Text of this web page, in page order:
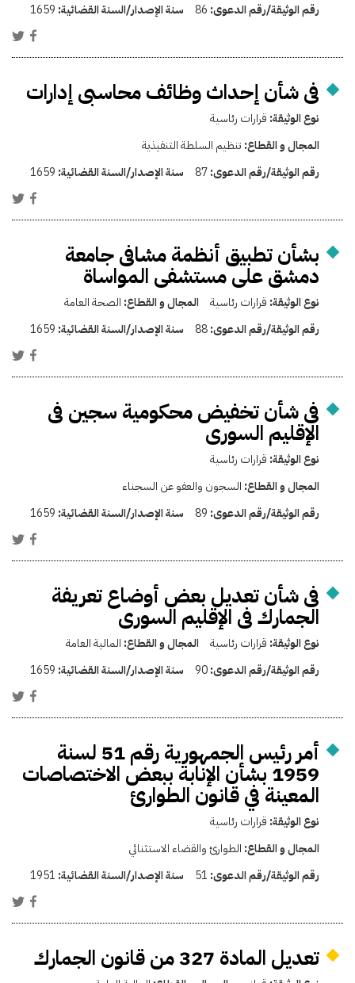
رقم الوثيقة/رقم الدعوى: 86 سنة الإصدار/السنة القضائية: 1659
فى شأن إحداث وظائف محاسبى إدارات
نوع الوثيقة: قرارات رئاسية
المجال و القطاع: تنظيم السلطة التنفيذية
رقم الوثيقة/رقم الدعوى:87 سنة الإصدار/السنة القضائية: 1659
بشأن تطبيق أنظمة مشافى جامعة
دمشق على مستشفى المواساة
نوع الوثيقة: قرارات رئاسية المجال و القطاع: الصحة العامة
رقم الوثيقة/رقم الدعوى:88 سنة الإصدار/السنة القضائية: 1659
فى شأن تخفيض محكومية سجين فى
الإقليم السورى
نوع الوثيقة: قرارات رئاسية
المجال و القطاع: السجون والعفو عن السجناء
رقم الوثيقة/رقم الدعوى: 89 سنة الإصدار/السنة القضائية: 1659
فى شأن تعديل بعض أوضاع تعريفة
الجمارك فى الإقليم السورى
نوع الوثيقة: قرارات رئاسية المجال و القطاع: المالية العامة
رقم الوثيقة/رقم الدعوى:90 سنة الإصدار/السنة القضائية: 1659
أمر رئيس الجمهورية رقم 51 لسنة
1959 بشأن الإنابة ببعض الاختصاصات
المعينة في قانون الطوارئ
نوع الوثيقة: قرارات رئاسية
المجال و القطاع: الطوارئ والقضاء الاستثنائي
رقم الوثيقة/رقم الدعوى: 51 سنة الإصدار/السنة القضائية: 1951
تعديل المادة 327 من قانون الجمارك